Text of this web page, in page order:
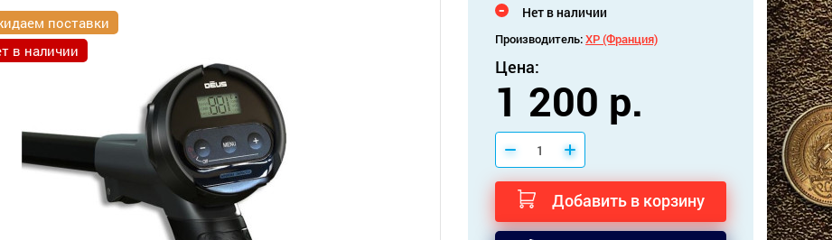
поставки
в наличии
Нет в наличии
Производитель:XP (Франция)
Цена:
1 200 р.
Добавить в корзину